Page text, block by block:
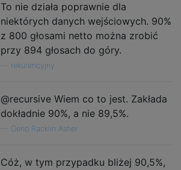
To nie działa poprawnie dla
niektórych danych wejściowych. 90%
z 800 głosami netto można zrobić
przy 894 głosach do góry.
rekurencyjny
@recursive Wiem co to jest. Zakłada
dokładnie 90%, a nie 89,5%.
Geno Racklin Asher
Cóż, w tym przypadku bliżej 90,5%,